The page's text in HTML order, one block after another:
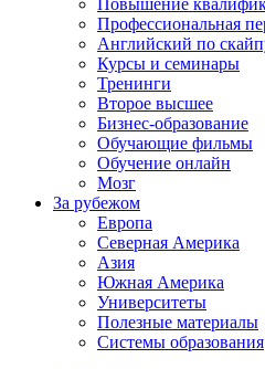
Повышение
Профессиональная
Английский по
Курсы и семинары
Тренинги
Второе высшее
Бизнес-образование
Обучающие фильмы
Обучение онлайн
Мозг
За рубежом
Европа
Северная Америка
Азия
Южная Америка
Университеты
Полезные материалы
Системы образования